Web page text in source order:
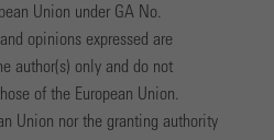
Union under GA No.
opinions expressed are
author(s) only and do not
of the European Union.
Union nor the granting authority